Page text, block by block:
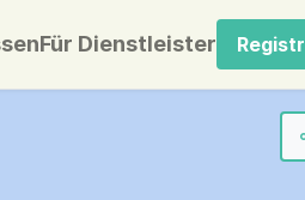
Für Dienstleister